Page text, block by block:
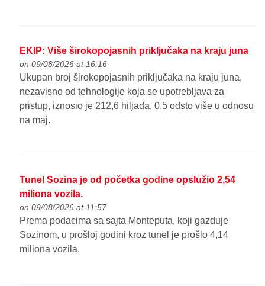
EKIP: Više širokopojasnih priključaka na kraju juna
on 09/08/2026 at 16:16
Ukupan broj širokopojasnih priključaka na kraju juna,
nezavisno od tehnologije koja se upotrebljava za
pristup, iznosio je 212,6 hiljada, 0,5 odsto više u odnosu
na maj.
Tunel Sozina je od početka godine opslužio 2,54
miliona vozila.
on 09/08/2026 at 11:57
Prema podacima sa sajta Monteputa, koji gazduje
Sozinom, u prošloj godini kroz tunel je prošlo 4,14
miliona vozila.